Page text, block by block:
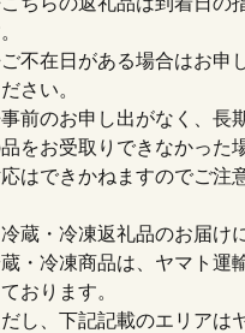
不在日がある場合はお申
さい。
前のお申し出がなく、長
をお受取りできなかった
はできかねますのでご注
冷蔵・冷凍返礼品のお届け
・冷凍商品は、ヤマト運
おります。
し、下記記載のエリアは